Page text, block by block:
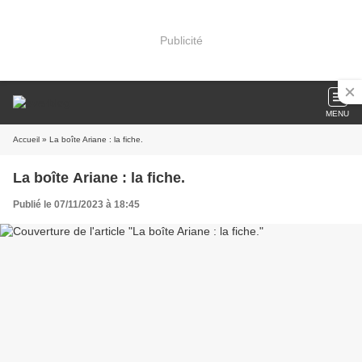
Publicité
MENU
Accueil » La boîte Ariane : la fiche.
La boîte Ariane : la fiche.
Publié le 07/11/2023 à 18:45